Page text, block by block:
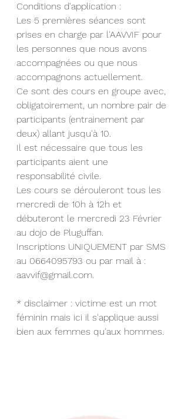
Conditions d'application :
Les 5 premières séances sont
prises en charge par l'AAVVIF pour
les personnes que nous avons
accompagnées ou que nous
accompagnons actuellement.
Ce sont des cours en groupe avec,
obligatoirement, un nombre pair de
participants (entrainement par
deux) allant jusqu'à 10.
Il est nécessaire que tous les
participants aient une
responsabilité civile.
Les cours se dérouleront tous les
mercredi de 10h à 12h et
débuteront le mercredi 23 Février
au dojo de Pluguffan.
Inscriptions UNIQUEMENT par SMS
au 0664095793 ou par mail à :
aavvif@gmail.com.
* disclaimer : victime est un mot
féminin mais ici il s'applique aussi
bien aux femmes qu'aux hommes.